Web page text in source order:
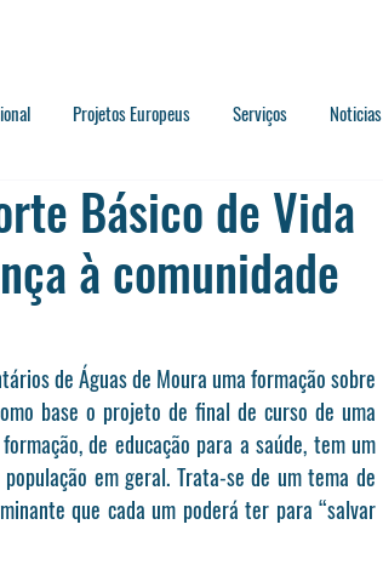
Projetos Europeus Serviços Noticias
Básico de Vida
à comunidade
de Águas de Moura uma formação sobre
base o projeto de final de curso de uma
de educação para a saúde, tem um
em geral. Trata-se de um tema de
que cada um poderá ter para “salvar